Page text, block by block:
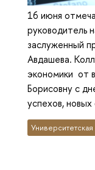
16 июня
руководитель
заслуженный
Авдашева.
экономики от
Борисовну с
успехов, новых
Университетская